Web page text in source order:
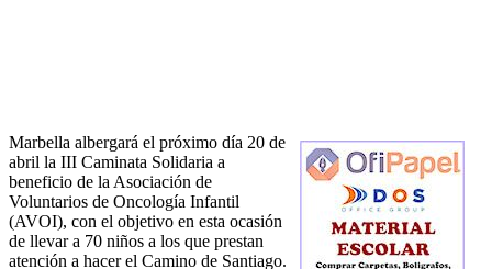
Marbella albergará el próximo día 20 de
abril la III Caminata Solidaria a
beneficio de la Asociación de
Voluntarios de Oncología Infantil
(AVOI), con el objetivo en esta ocasión
de llevar a 70 niños a los que prestan
atención a hacer el Camino de Santiago.